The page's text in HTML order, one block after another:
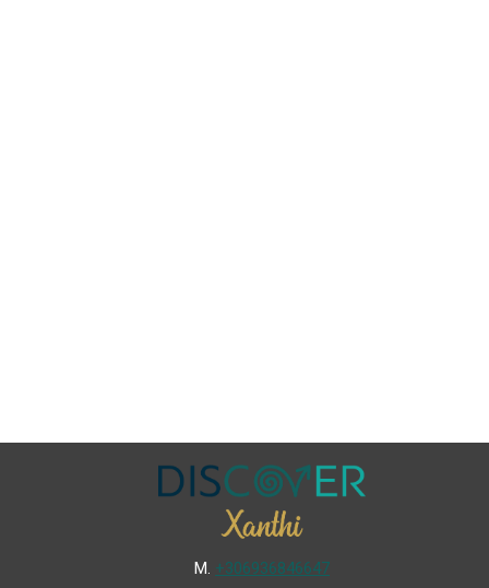
Μ. +306936846647